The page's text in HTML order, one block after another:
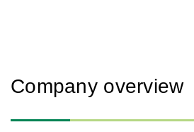
Company overview